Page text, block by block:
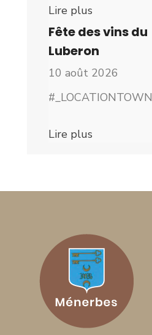
Lire plus
Fête des vins du
Luberon
10 août 2026
#_LOCATIONTOWN
Lire plus